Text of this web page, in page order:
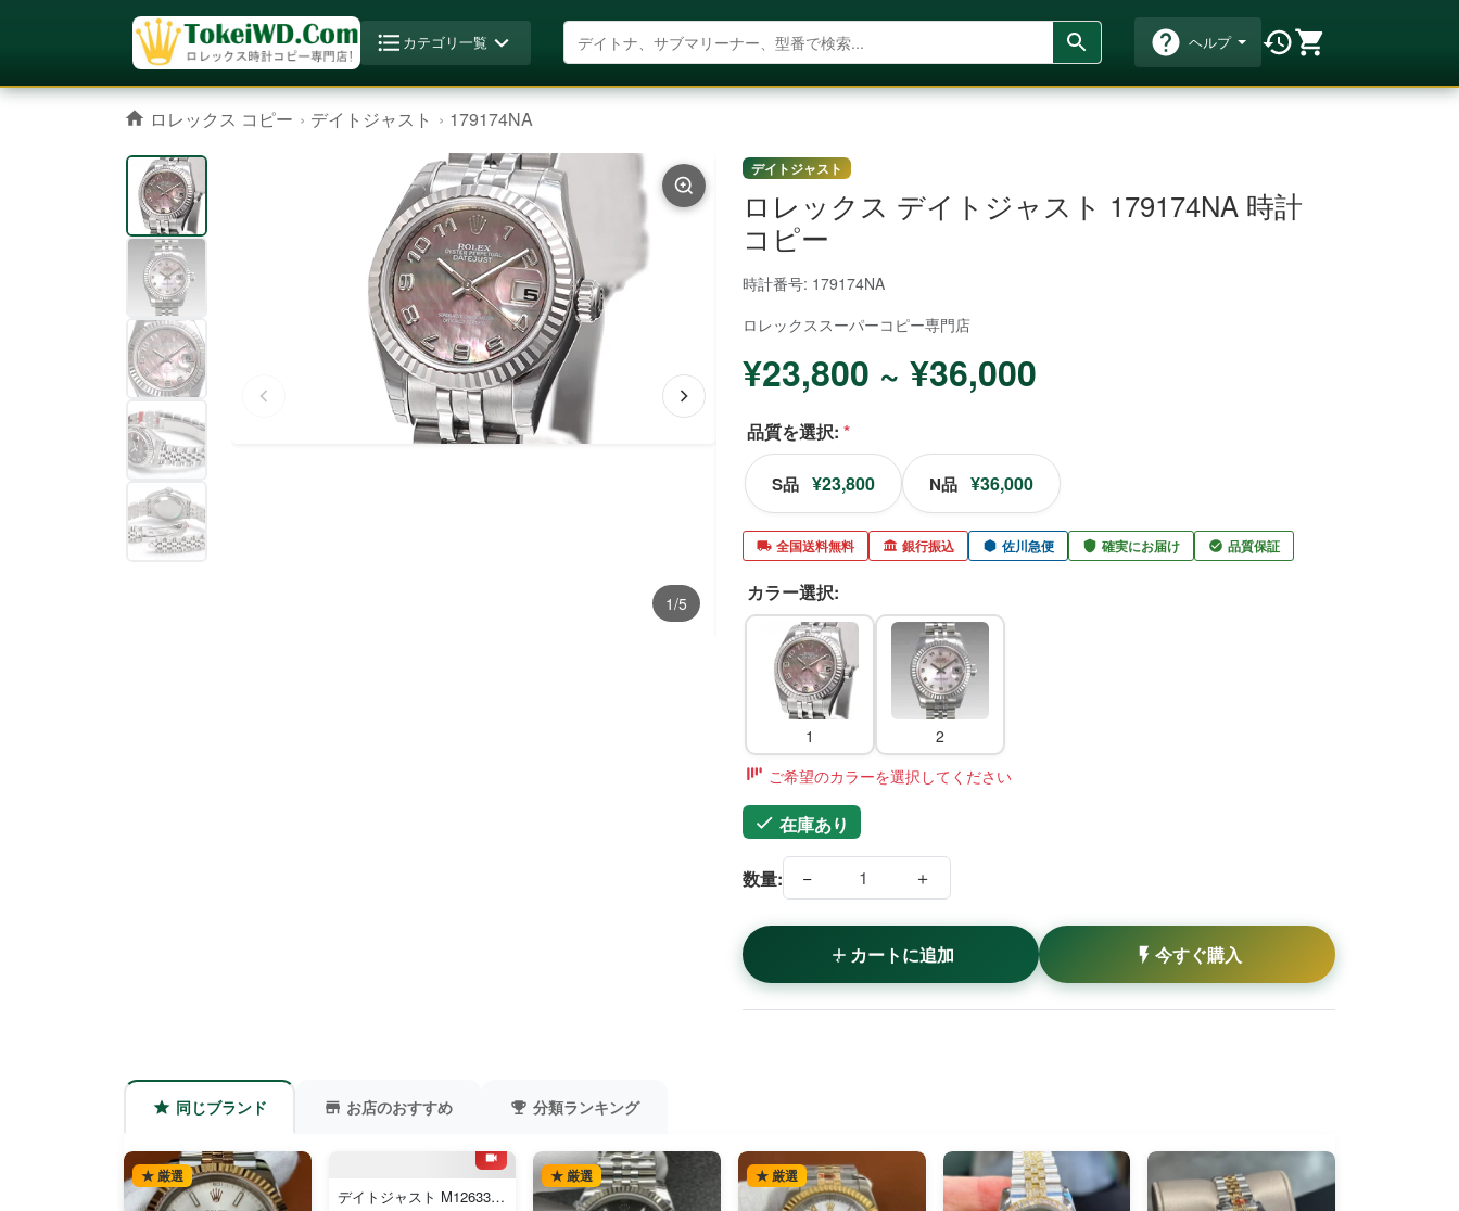
カテゴリ一覧 商品を検索 ヘルプ
ロレックス コピー デイトジャスト 179174NA
1/5
デイトジャスト
ロレックス デイトジャスト 179174NA 時計
コピー
時計番号: 179174NA
ロレックススーパーコピー専門店
¥23,800 ~ ¥36,000
品質を選択: *
S品 ¥23,800 N品 ¥36,000
全国送料無料 銀行振込 佐川急便 確実にお届け 品質保証
カラー選択:
1
2
ご希望のカラーを選択してください
在庫あり
数量: − ＋
カートに追加 今すぐ購入
同じブランド お店のおすすめ 分類ランキング
★ 厳選
デイトジャスト M126334-0022 コピー
★ 厳選 ★ 厳選